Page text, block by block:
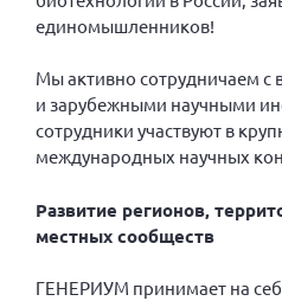
Методическая
Исследования,
Всероссийская онлайн
"Рассеянный склероз. XX
ОООИБРС" (25-
Всероссийская
"Рассеянный склероз:
29.05.2022)
единомышленников!
Мы активно сотрудничаем
и зарубежными научными
сотрудники участвуют в
международных научных
Развитие регионов,
местных сообществ
ГЕНЕРИУМ принимает на